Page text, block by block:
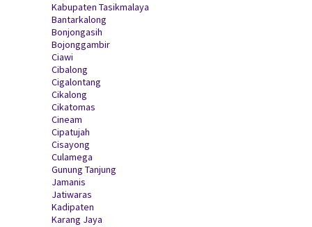
Kabupaten Tasikmalaya
Bantarkalong
Bonjongasih
Bojonggambir
Ciawi
Cibalong
Cigalontang
Cikalong
Cikatomas
Cineam
Cipatujah
Cisayong
Culamega
Gunung Tanjung
Jamanis
Jatiwaras
Kadipaten
Karang Jaya